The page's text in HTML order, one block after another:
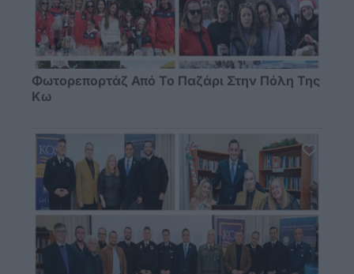
Φωτορεπορτάζ Από Το Παζάρι Στην Πόλη Της
Κω